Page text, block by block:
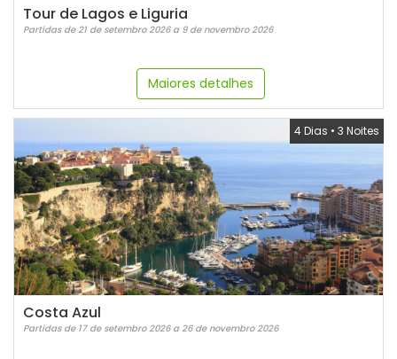
Tour de Lagos e Liguria
Partidas de 21 de setembro 2026 a 9 de novembro 2026
Maiores detalhes
4 Dias • 3 Noites
Costa Azul
Partidas de 17 de setembro 2026 a 26 de novembro 2026